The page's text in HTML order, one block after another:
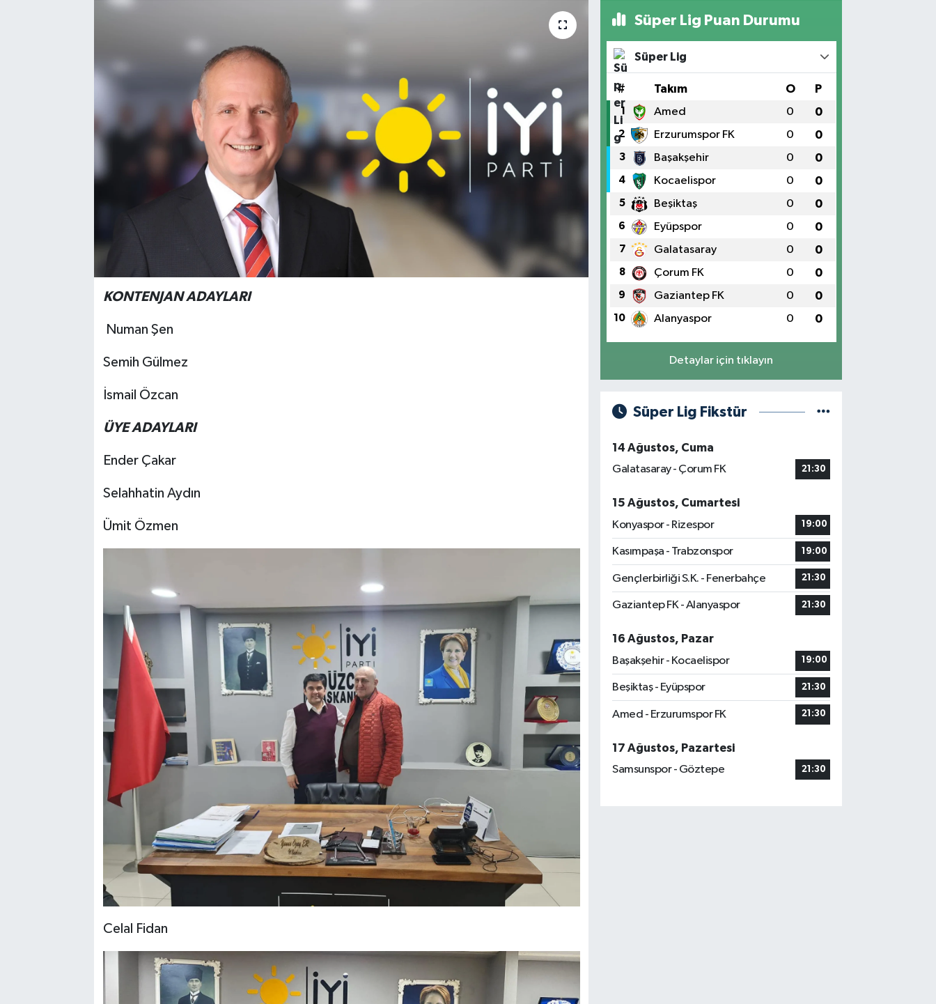
KONTENJAN ADAYLARI
Numan Şen
Semih Gülmez
İsmail Özcan
ÜYE ADAYLARI
Ender Çakar
Selahhatin Aydın
Ümit Özmen
Celal Fidan
Süper Lig Puan Durumu
Süper Lig
# Takım O P
1 Amed 0 0
2 Erzurumspor FK 0 0
3 Başakşehir 0 0
4 Kocaelispor 0 0
5 Beşiktaş 0 0
6 Eyüpspor 0 0
7 Galatasaray 0 0
8 Çorum FK 0 0
9 Gaziantep FK 0 0
10 Alanyaspor 0 0
Detaylar için tıklayın
Süper Lig Fikstür
14 Ağustos, Cuma
Galatasaray - Çorum FK
21:30
15 Ağustos, Cumartesi
Konyaspor - Rizespor
19:00
Kasımpaşa - Trabzonspor 19:00
Gençlerbirliği S.K. - Fenerbahçe 21:30
Gaziantep FK - Alanyaspor 21:30
16 Ağustos, Pazar
Başakşehir - Kocaelispor
19:00
Beşiktaş - Eyüpspor 21:30
Amed - Erzurumspor FK 21:30
17 Ağustos, Pazartesi
Samsunspor - Göztepe
21:30